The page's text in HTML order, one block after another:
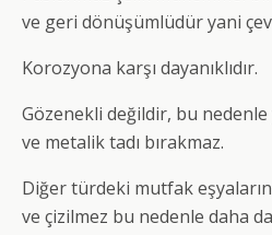
ve geri dönüşümlüdür yani
Korozyona karşı dayanıklıdır.
Gözenekli değildir, bu
ve metalik tadı bırakmaz.
Diğer türdeki mutfak
ve çizilmez bu nedenle daha